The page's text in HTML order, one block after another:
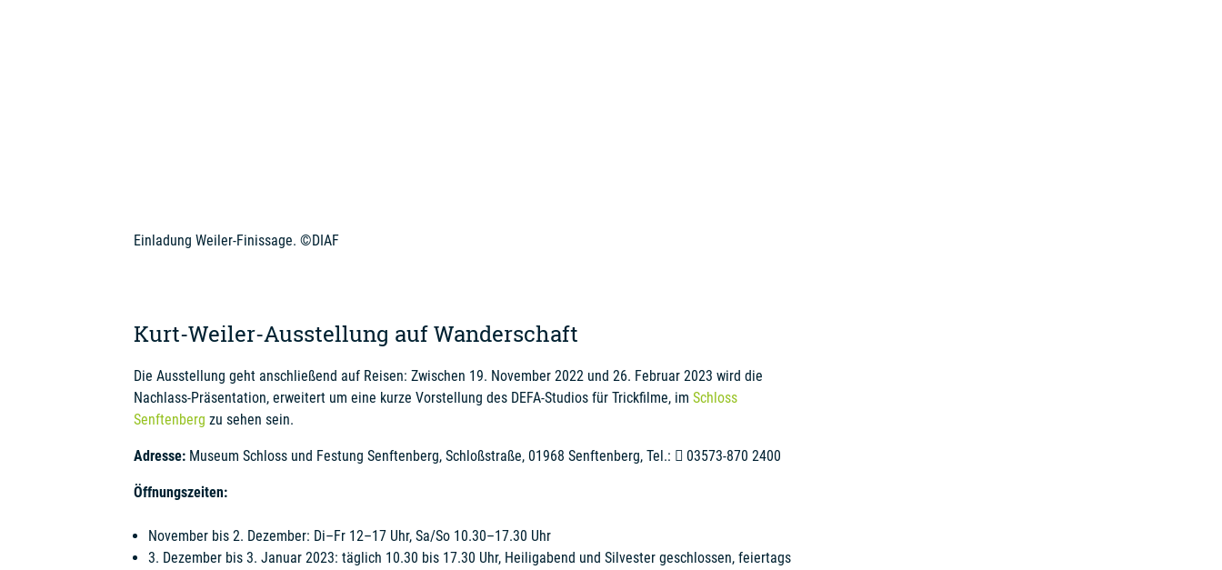
Einladung Weiler-Finissage. ©DIAF
Kurt-Weiler-Ausstellung auf Wanderschaft
Die Ausstellung geht anschließend auf Reisen: Zwischen 19. November 2022 und 26. Februar 2023 wird die
Nachlass-Präsentation, erweitert um eine kurze Vorstellung des DEFA-Studios für Trickfilme, im Schloss
Senftenberg zu sehen sein.
Adresse:Museum Schloss und Festung Senftenberg, Schloßstraße, 01968 Senftenberg, Tel.: 03573-870 2400
Öffnungszeiten:
November bis 2. Dezember: Di–Fr 12–17 Uhr, Sa/So 10.30–17.30 Uhr
3. Dezember bis 3. Januar 2023: täglich 10.30 bis 17.30 Uhr, Heiligabend und Silvester geschlossen, feiertags